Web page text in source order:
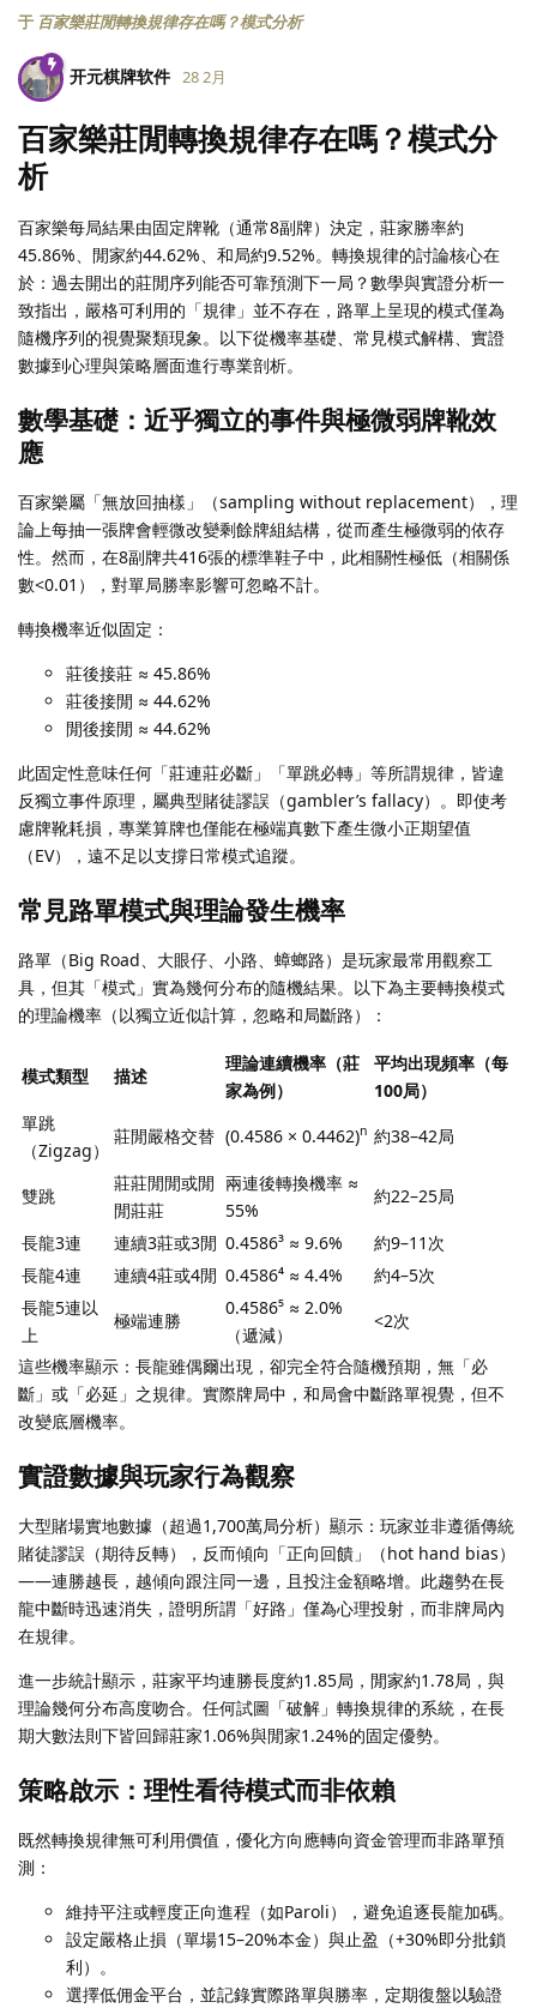
于 百家樂莊閒轉換規律存在嗎？模式分析
开元棋牌软件 28 2月
百家樂莊閒轉換規律存在嗎？模式分
析
百家樂每局結果由固定牌靴（通常8副牌）決定，莊家勝率約
45.86%、閒家約44.62%、和局約9.52%。轉換規律的討論核心在
於：過去開出的莊閒序列能否可靠預測下一局？數學與實證分析一
致指出，嚴格可利用的「規律」並不存在，路單上呈現的模式僅為
隨機序列的視覺聚類現象。以下從機率基礎、常見模式解構、實證
數據到心理與策略層面進行專業剖析。
數學基礎：近乎獨立的事件與極微弱牌靴效
應
百家樂屬「無放回抽樣」（sampling without replacement），理
論上每抽一張牌會輕微改變剩餘牌組結構，從而產生極微弱的依存
性。然而，在8副牌共416張的標準鞋子中，此相關性極低（相關係
數<0.01），對單局勝率影響可忽略不計。
轉換機率近似固定：
莊後接莊 ≈ 45.86%
莊後接閒 ≈ 44.62%
閒後接閒 ≈ 44.62%
此固定性意味任何「莊連莊必斷」「單跳必轉」等所謂規律，皆違
反獨立事件原理，屬典型賭徒謬誤（gambler’s fallacy）。即使考
慮牌靴耗損，專業算牌也僅能在極端真數下產生微小正期望值
（EV），遠不足以支撐日常模式追蹤。
常見路單模式與理論發生機率
路單（Big Road、大眼仔、小路、蟑螂路）是玩家最常用觀察工
具，但其「模式」實為幾何分布的隨機結果。以下為主要轉換模式
的理論機率（以獨立近似計算，忽略和局斷路）：
模式類型 描述
理論連續機率（莊
家為例）
平均出現頻率（每
100局）
單跳
（Zigzag）
莊閒嚴格交替 (0.4586 × 0.4462)n 約38–42局
雙跳
莊莊閒閒或閒
閒莊莊
兩連後轉換機率 ≈
55%
約22–25局
長龍3連 連續3莊或3閒 0.4586³ ≈ 9.6%
約9–11次
長龍4連
連續4莊或4閒 0.4586⁴ ≈ 4.4%
約4–5次
長龍5連以
上
極端連勝
0.4586⁵ ≈ 2.0%
（遞減）
<2次
這些機率顯示：長龍雖偶爾出現，卻完全符合隨機預期，無「必
斷」或「必延」之規律。實際牌局中，和局會中斷路單視覺，但不
改變底層機率。
實證數據與玩家行為觀察
大型賭場實地數據（超過1,700萬局分析）顯示：玩家並非遵循傳統
賭徒謬誤（期待反轉），反而傾向「正向回饋」（hot hand bias）
——連勝越長，越傾向跟注同一邊，且投注金額略增。此趨勢在長
龍中斷時迅速消失，證明所謂「好路」僅為心理投射，而非牌局內
在規律。
進一步統計顯示，莊家平均連勝長度約1.85局，閒家約1.78局，與
理論幾何分布高度吻合。任何試圖「破解」轉換規律的系統，在長
期大數法則下皆回歸莊家1.06%與閒家1.24%的固定優勢。
策略啟示：理性看待模式而非依賴
既然轉換規律無可利用價值，優化方向應轉向資金管理而非路單預
測：
維持平注或輕度正向進程（如Paroli），避免追逐長龍加碼。
設定嚴格止損（單場15–20%本金）與止盈（+30%即分批鎖
利）。
選擇低佣金平台，並記錄實際路單與勝率，定期復盤以驗證